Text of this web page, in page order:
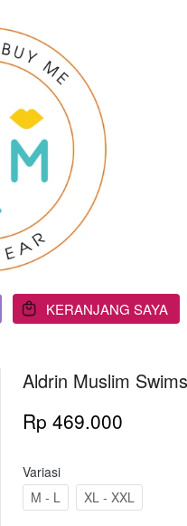
` KERANJANG SAYA
Aldrin Muslim
Rp 469.000
Variasi
M - L
XL - XXL